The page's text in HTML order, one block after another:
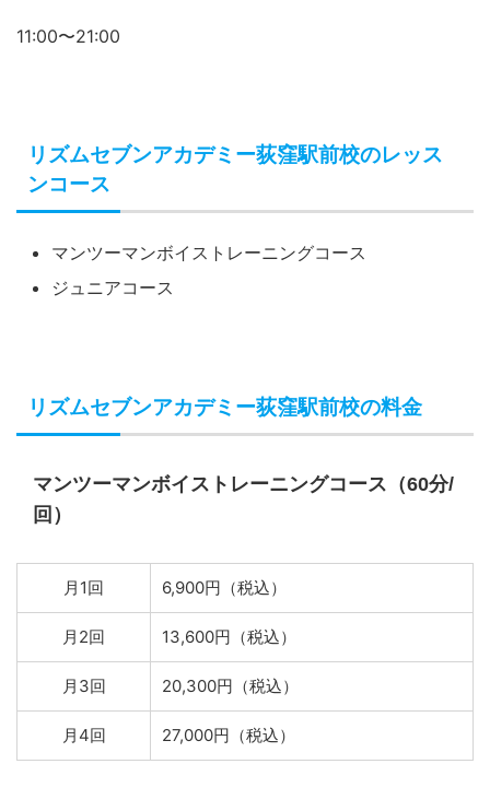
11:00〜21:00
リズムセブンアカデミー荻窪駅前校のレッス
ンコース
マンツーマンボイストレーニングコース
ジュニアコース
リズムセブンアカデミー荻窪駅前校の料金
マンツーマンボイストレーニングコース（60分/
回）
月1回 6,900円（税込）
月2回 13,600円（税込）
月3回 20,300円（税込）
月4回 27,000円（税込）